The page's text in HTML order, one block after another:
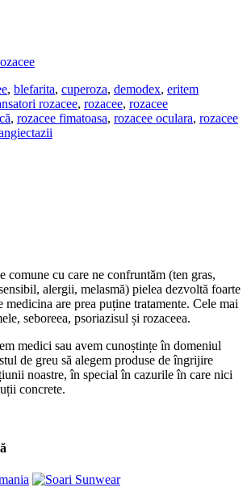
, blefarita, cuperoza, demodex, eritem
rozacee, rozacee, rozacee
, rozacee fimatoasa, rozacee oculara, rozacee
comune cu care ne confruntăm (ten gras,
alergii, melasmă) pielea dezvoltă foarte
medicina are prea puține tratamente. Cele mai
seboreea, psoriazisul și rozaceea.
medici sau avem cunoștințe în domeniul
de greu să alegem produse de îngrijire
noastre, în special în cazurile în care nici
concrete.